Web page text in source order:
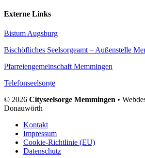
Externe Links
Bistum Augsburg
Bischöfliches Seelsorgeamt – Außenstelle
Pfarreiengemeinschaft Memmingen
Telefonseelsorge
© 2026 Cityseelsorge Memmingen •
Donauwörth
Kontakt
Impressum
Cookie-Richtlinie (EU)
Datenschutz